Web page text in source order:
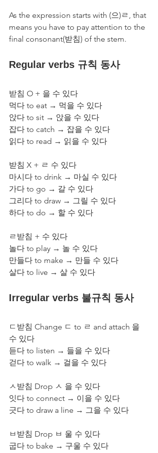
As the expression starts with (으)ㄹ, that
means you have to pay attention to the
final consonant(받침) of the stem.
Regular verbs 규칙 동사
받침 O + 을 수 있다
먹다 to eat → 먹을 수 있다
앉다 to sit → 앉을 수 있다
잡다 to catch → 잡을 수 있다
읽다 to read → 읽을 수 있다
받침 X + ㄹ 수 있다
마시다 to drink → 마실 수 있다
가다 to go → 갈 수 있다
그리다 to draw → 그릴 수 있다
하다 to do → 할 수 있다
ㄹ받침 + 수 있다
놀다 to play → 놀 수 있다
만들다 to make → 만들 수 있다
살다 to live → 살 수 있다
Irregular verbs 불규칙 동사
ㄷ받침 Change ㄷ to ㄹ and attach 을
수 있다
듣다 to listen → 들을 수 있다
걷다 to walk → 걸을 수 있다
ㅅ받침 Drop ㅅ 을 수 있다
잇다 to connect → 이을 수 있다
긋다 to draw a line → 그을 수 있다
ㅂ받침 Drop ㅂ 울 수 있다
굽다 to bake → 구울 수 있다